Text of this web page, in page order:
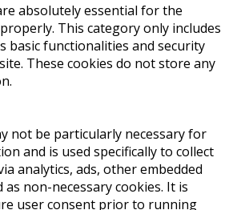
absolutely essential for the
This category only includes
basic functionalities and security
These cookies do not store any
not be particularly necessary for
and is used specifically to collect
analytics, ads, other embedded
non-necessary cookies. It is
user consent prior to running